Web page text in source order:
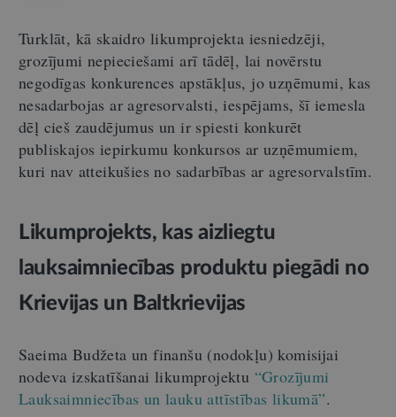
Turklāt, kā skaidro likumprojekta iesniedzēji,
grozījumi nepieciešami arī tādēļ, lai novērstu
negodīgas konkurences apstākļus, jo uzņēmumi, kas
nesadarbojas ar agresorvalsti, iespējams, šī iemesla
dēļ cieš zaudējumus un ir spiesti konkurēt
publiskajos iepirkumu konkursos ar uzņēmumiem,
kuri nav atteikušies no sadarbības ar agresorvalstīm.
Likumprojekts, kas aizliegtu
lauksaimniecības produktu piegādi no
Krievijas un Baltkrievijas
Saeima Budžeta un finanšu (nodokļu) komisijai
nodeva izskatīšanai likumprojektu “Grozījumi
Lauksaimniecības un lauku attīstības likumā”.